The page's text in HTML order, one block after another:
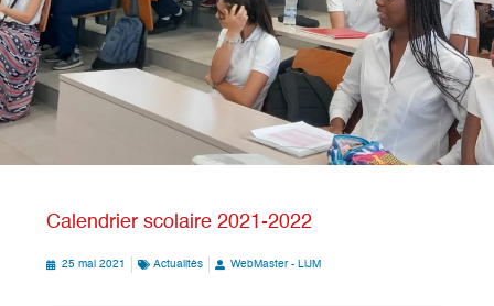
Calendrier scolaire 2021-2022
25 mai 2021 Actualités WebMaster - LiJM